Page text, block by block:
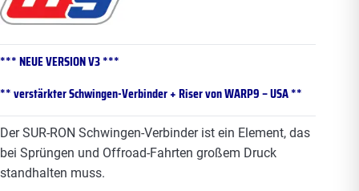
*** NEUE VERSION V3 ***
** verstärkter Schwingen-Verbinder + Riservon WARP9 – USA **
Der SUR-RON Schwingen-Verbinder ist ein Element, das
bei Sprüngen und Offroad-Fahrten großem Druck
standhalten muss.